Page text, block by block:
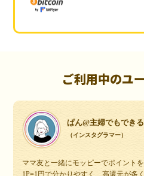
ご利用中のユ
ぱん@主婦でもでき
（インスタグラマー）
ママ友と一緒にモッピーでポイント
1P=1円で分かりやすく、高還元が多